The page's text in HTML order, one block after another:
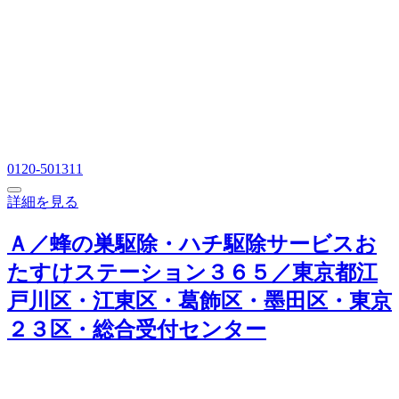
0120-501311
詳細を見る
Ａ／蜂の巣駆除・ハチ駆除サービスお
たすけステーション３６５／東京都江
戸川区・江東区・葛飾区・墨田区・東京
２３区・総合受付センター